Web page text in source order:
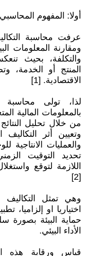
أولا: المفهوم المحاسبي
عرفت محاسبة
ومقارنة المعلومات
والتكلفة، بحيث
المنتج أو الخدمة،
الاقتصادية. [1]
لذا، تولى محاسبة
بالمعلومات المالية
من خلال تحليل
وتعيين أثر التكاليف
والعمليات الانتاجية
تحديد التوقيت
اللازمة لتوقع
[2]
وهي تمثل التكاليف
اختياريا او إلزاميا،
حماية البيئة بصورة
الأداء البيئي.
قياس ورقابة هذه